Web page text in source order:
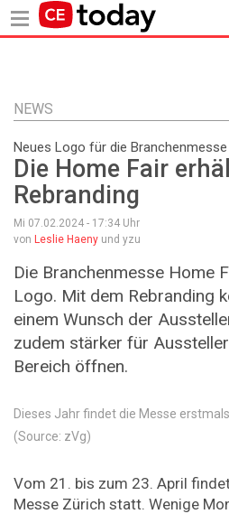
Inhalt
NEWS
Neues Logo für die Branchenmesse
Die Home Fair
Rebranding
Mi 07.02.2024 - 17:34 Uhr
von Leslie Haeny und yzu
Die Branchenmesse Home
Logo. Mit dem Rebranding
einem Wunsch der
zudem stärker für
Bereich öffnen.
Dieses Jahr findet die Messe
(Source: zVg)
Vom 21. bis zum 23. April
Messe Zürich statt. Wenige